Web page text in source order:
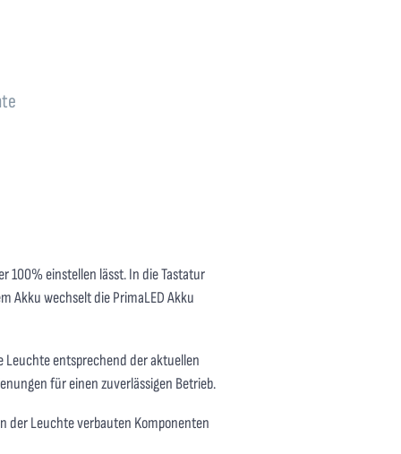
100% einstellen lässt. In die Tastatur
Akku wechselt die PrimaLED Akku
entsprechend der aktuellen
für einen zuverlässigen Betrieb.
der Leuchte verbauten Komponenten